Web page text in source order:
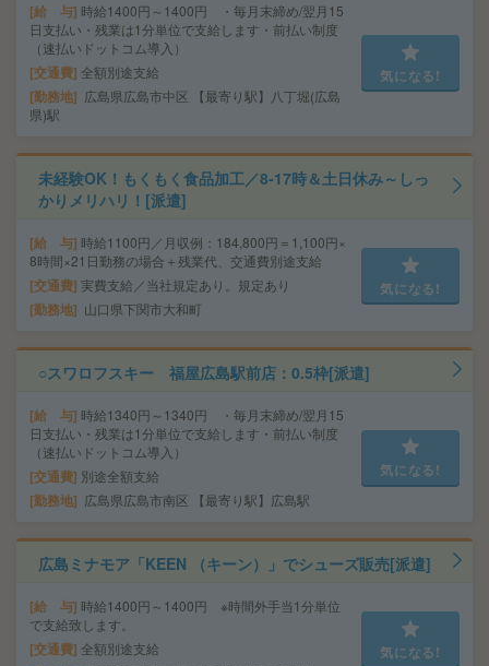
給 与 時給1400円～1400円 ・毎月末締め/翌月15
日支払い・残業は1分単位で支給します・前払い制度
（速払いドットコム導入）
交通費 全額別途支給
勤務地
広島県広島市中区 【最寄り駅】八丁堀(広島
県)駅
気になる!
未経験OK！もくもく食品加工／8‐17時＆土日休み～しっ
かりメリハリ！[派遣]
給 与 時給1100円／月収例：184,800円＝1,100円×
8時間×21日勤務の場合＋残業代、交通費別途支給
交通費 実費支給／当社規定あり。規定あり
勤務地 山口県下関市大和町
気になる!
○スワロフスキー 福屋広島駅前店：0.5枠[派遣]
給 与 時給1340円～1340円 ・毎月末締め/翌月15
日支払い・残業は1分単位で支給します・前払い制度
（速払いドットコム導入）
交通費 別途全額支給
勤務地 広島県広島市南区 【最寄り駅】広島駅
気になる!
広島ミナモア「KEEN （キーン）」でシューズ販売[派遣]
給 与 時給1400円～1400円 ※時間外手当1分単位
で支給致します。
交通費 全額別途支給 気になる!